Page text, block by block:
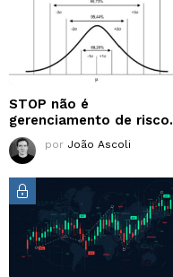
STOP não é
gerenciamento de risco.
por João Ascoli